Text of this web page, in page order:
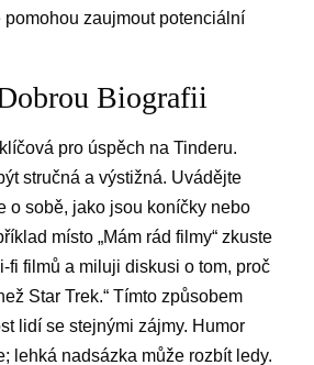
pomohou zaujmout potenciální
Biografii
pro úspěch na Tinderu.
stručná a výstižná. Uvádějte
o sobě, jako jsou koníčky nebo
místo „Mám rád filmy“ zkuste
fi filmů a miluji diskusi o tom, proč
Star Trek.“ Tímto způsobem
lidí se stejnými zájmy. Humor
lehká nadsázka může rozbít ledy.